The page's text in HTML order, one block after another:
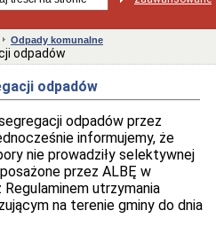
Odpady komunalne
odpadów
odpadów
odpadów przez
informujemy, że
nie prowadziły selektywnej
przez ALBĘ w
utrzymania
na terenie gminy do dnia